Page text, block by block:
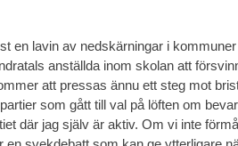
en lavin av nedskärningar i
anställda inom skolan att
att pressas ännu ett steg mot
som gått till val på löften om
där jag själv är aktiv. Om vi inte